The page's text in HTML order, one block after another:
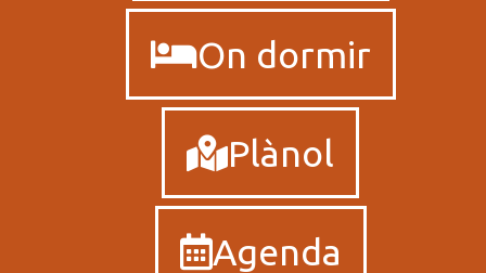
On dormir
Plànol
Agenda